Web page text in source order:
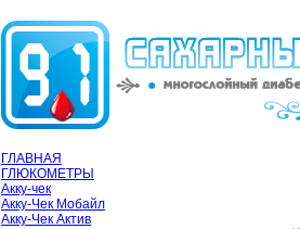
ГЛАВНАЯ
ГЛЮКОМЕТРЫ
Акку-чек
Акку-Чек Мобайл
Акку-Чек Актив